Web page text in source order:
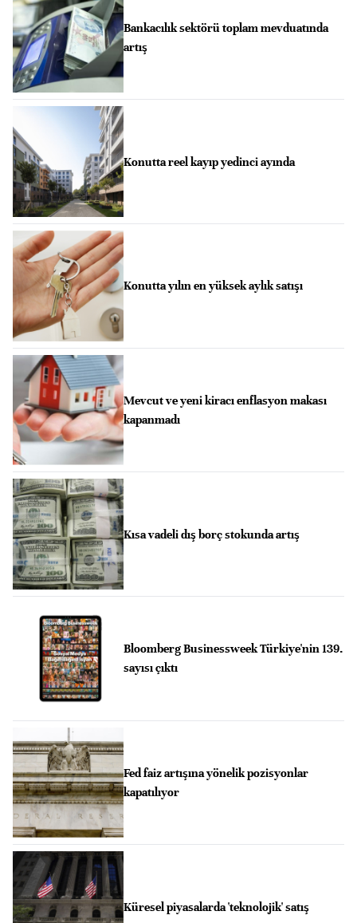
Bankacılık sektörü toplam mevduatında
artış
Konutta reel kayıp yedinci ayında
Konutta yılın en yüksek aylık satışı
Mevcut ve yeni kiracı enflasyon makası
kapanmadı
Kısa vadeli dış borç stokunda artış
Bloomberg Businessweek Türkiye'nin 139.
sayısı çıktı
Fed faiz artışına yönelik pozisyonlar
kapatılıyor
Küresel piyasalarda 'teknolojik' satış